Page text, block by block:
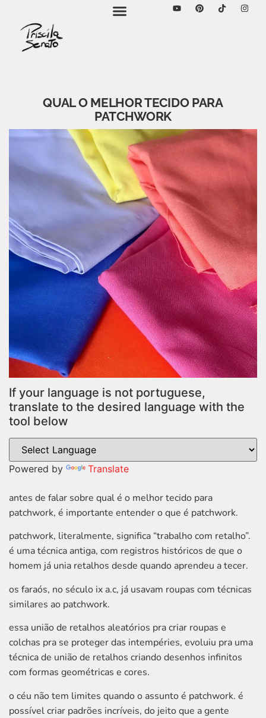
QUAL O MELHOR TECIDO PARA
PATCHWORK
If your language is not portuguese,
translate to the desired language with the
tool below
Powered by Translate
antes de falar sobre qual é o melhor tecido para
patchwork, é importante entender o que é patchwork.
patchwork, literalmente, significa “trabalho com retalho”.
é uma técnica antiga, com registros históricos de que o
homem já unia retalhos desde quando aprendeu a tecer.
os faraós, no século ix a.c, já usavam roupas com técnicas
similares ao patchwork.
essa união de retalhos aleatórios pra criar roupas e
colchas pra se proteger das intempéries, evoluiu pra uma
técnica de união de retalhos criando desenhos infinitos
com formas geométricas e cores.
o céu não tem limites quando o assunto é patchwork. é
possível criar padrões incríveis, do jeito que a gente